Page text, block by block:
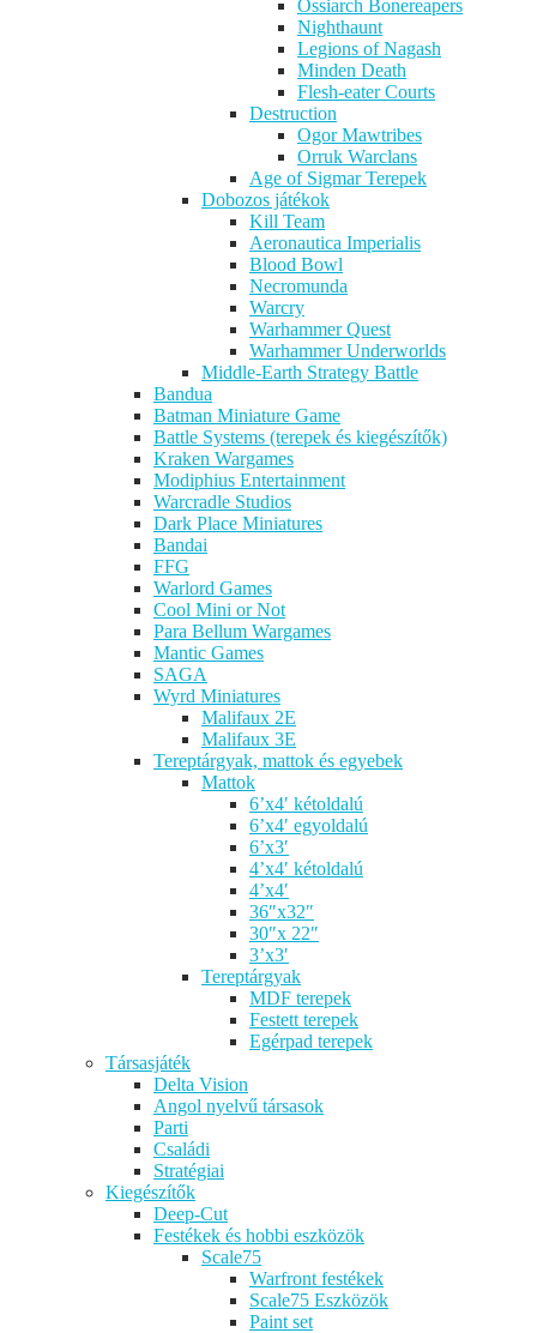
Ossiarch Bonereapers
Nighthaunt
Legions of Nagash
Minden Death
Flesh-eater Courts
Destruction
Ogor Mawtribes
Orruk Warclans
Age of Sigmar Terepek
Dobozos játékok
Kill Team
Aeronautica Imperialis
Blood Bowl
Necromunda
Warcry
Warhammer Quest
Warhammer Underworlds
Middle-Earth Strategy Battle
Bandua
Batman Miniature Game
Battle Systems (terepek és kiegészítők)
Kraken Wargames
Modiphius Entertainment
Warcradle Studios
Dark Place Miniatures
Bandai
FFG
Warlord Games
Cool Mini or Not
Para Bellum Wargames
Mantic Games
SAGA
Wyrd Miniatures
Malifaux 2E
Malifaux 3E
Tereptárgyak, mattok és egyebek
Mattok
6’x4′ kétoldalú
6’x4′ egyoldalú
6’x3′
4’x4′ kétoldalú
4’x4′
36″x32″
30″x 22″
3’x3′
Tereptárgyak
MDF terepek
Festett terepek
Egérpad terepek
Társasjáték
Delta Vision
Angol nyelvű társasok
Parti
Családi
Stratégiai
Kiegészítők
Deep-Cut
Festékek és hobbi eszközök
Scale75
Warfront festékek
Scale75 Eszközök
Paint set